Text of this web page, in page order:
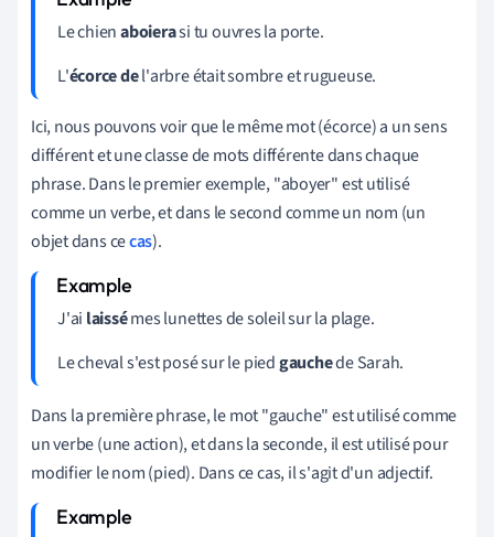
Le chienaboierasi tu ouvres la porte.
L'écorce del'arbre était sombre et rugueuse.
Ici, nous pouvons voir que le même mot (écorce) a un sens
différent et une classe de mots différente dans chaque
phrase. Dans le premier exemple, "aboyer" est utilisé
comme un verbe, et dans le second comme un nom (un
objet dans cecas).
J'ai laissémes lunettes de soleil sur la plage.
Le cheval s'est posé sur le piedgauchede Sarah.
Dans la première phrase, le mot "gauche" est utilisé comme
un verbe (une action), et dans la seconde, il est utilisé pour
modifier le nom (pied). Dans ce cas, il s'agit d'un adjectif.